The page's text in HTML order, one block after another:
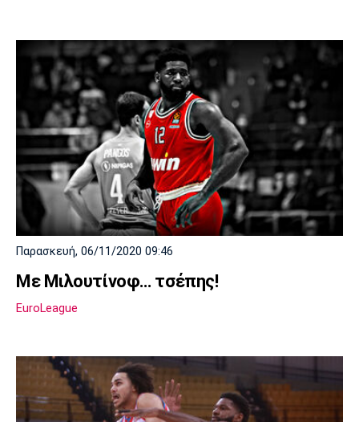
Παρασκευή, 06/11/2020 09:46
Με Μιλουτίνοφ… τσέπης!
EuroLeague